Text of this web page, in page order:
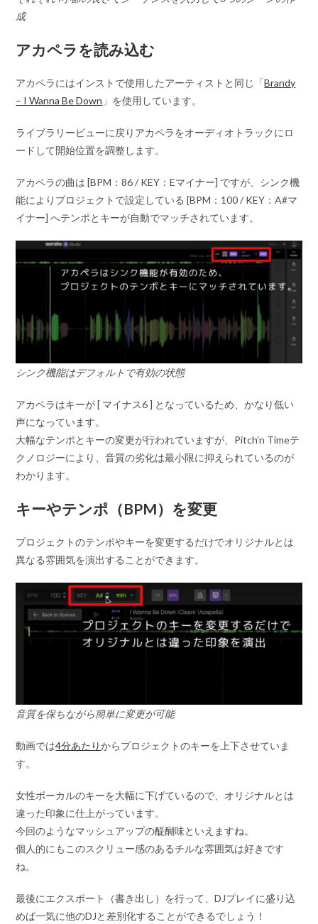
成
アカペラを読み込む
アカペラにはインストで使用したアーティストと同じ「Brandy
– I Wanna Be Down 」を使用しています。
ライブラリービューに戻りアカペラをオーディオトラックにロ
ードして開始位置を調整します。
アカペラの曲は [BPM：86 / KEY：Eマイナー] ですが、シンク機
能によりプロジェクトで設定している [BPM：100 / KEY：A#マ
イナー] へテンポとキーが自動でマッチされています。
シンク機能はデフォルトで有効の状態
アカペラはキーが [ マイナス6 ] となっているため、かなり低い
声になっています。
大幅なテンポとキーの変更が行われていますが、Pitch’n Timeテ
クノロジーにより、音質の劣化は最小限に抑えられているのが
わかります。
キーやテンポ（BPM）を変更
プロジェクトのテンポやキーを変更するだけでオリジナルとは
異なる雰囲気を演出することができます。
音質を保ちながら簡単に変更が可能
動画では4分あたりからプロジェクトのキーを上下させていま
す。
女性ボーカルのキーを大幅に下げているので、オリジナルとは
違った印象に仕上がっています。
今回のようなマッシュアップの醍醐味といえますね。
個人的にもこのスクリュー感のあるチルな雰囲気は好きです
ね。
最後にエクスポート（書き出し）を行って、DJプレイに盛り込
めば一気に他のDJと差別化することができるでしょう！